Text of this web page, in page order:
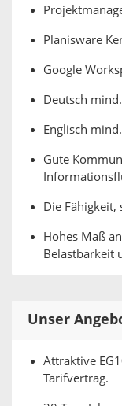
Planisware
Google
Deutsch
Englisch
Gute
Die Fähigkeit,
Hohes Maß
Belastbarkeit
Unser
Attraktive
Tarifvertrag.